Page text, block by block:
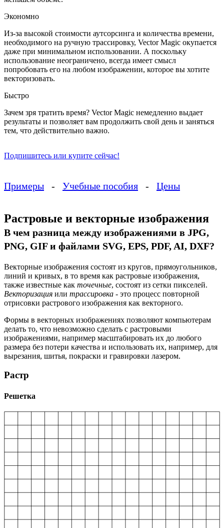
Экономно
Из-за высокой стоимости аутсорсинга и количества времени,
необходимого на ручную трассировку, Vector Magic окупается
даже при минимальном использовании. А поскольку
использование неограничено, всегда имеет смысл
попробовать его на любом изображении, которое вы хотите
векторизовать.
Быстро
Зачем зря тратить время? Vector Magic немедленно выдает
результаты и позволяет вам продолжить свой день и заняться
тем, что действительно важно.
Подпишитесь или купите сейчас!
Примеры - Учебные пособия - Цены
Растровые и векторные изображения
В чем разница между изображениями в JPG,
PNG, GIF и файлами SVG, EPS, PDF, AI, DXF?
Векторные изображения состоят из кругов, прямоугольников,
линий и кривых, в то время как растровые изображения,
также известные как точечные, состоят из сетки пикселей.
Векторизация или трассировка - это процесс повторной
отрисовки растрового изображения как векторного.
Формы в векторных изображениях позволяют компьютерам
делать то, что невозможно сделать с растровыми
изображениями, например масштабировать их до любого
размера без потери качества и использовать их, например, для
вырезания, шитья, покраски и гравировки лазером.
Растр
Решетка